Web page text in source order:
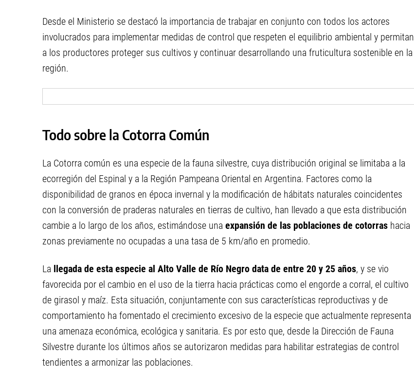
Desde el Ministerio se destacó la importancia de trabajar en conjunto con todos los actores
involucrados para implementar medidas de control que respeten el equilibrio ambiental y permitan
a los productores proteger sus cultivos y continuar desarrollando una fruticultura sostenible en la
región.
Todo sobre la Cotorra Común
La Cotorra común es una especie de la fauna silvestre, cuya distribución original se limitaba a la
ecorregión del Espinal y a la Región Pampeana Oriental en Argentina. Factores como la
disponibilidad de granos en época invernal y la modificación de hábitats naturales coincidentes
con la conversión de praderas naturales en tierras de cultivo, han llevado a que esta distribución
cambie a lo largo de los años, estimándose una expansión de las poblaciones de cotorras hacia
zonas previamente no ocupadas a una tasa de 5 km/año en promedio.
La llegada de esta especie al Alto Valle de Río Negro data de entre 20 y 25 años, y se vio
favorecida por el cambio en el uso de la tierra hacia prácticas como el engorde a corral, el cultivo
de girasol y maíz. Esta situación, conjuntamente con sus características reproductivas y de
comportamiento ha fomentado el crecimiento excesivo de la especie que actualmente representa
una amenaza económica, ecológica y sanitaria. Es por esto que, desde la Dirección de Fauna
Silvestre durante los últimos años se autorizaron medidas para habilitar estrategias de control
tendientes a armonizar las poblaciones.